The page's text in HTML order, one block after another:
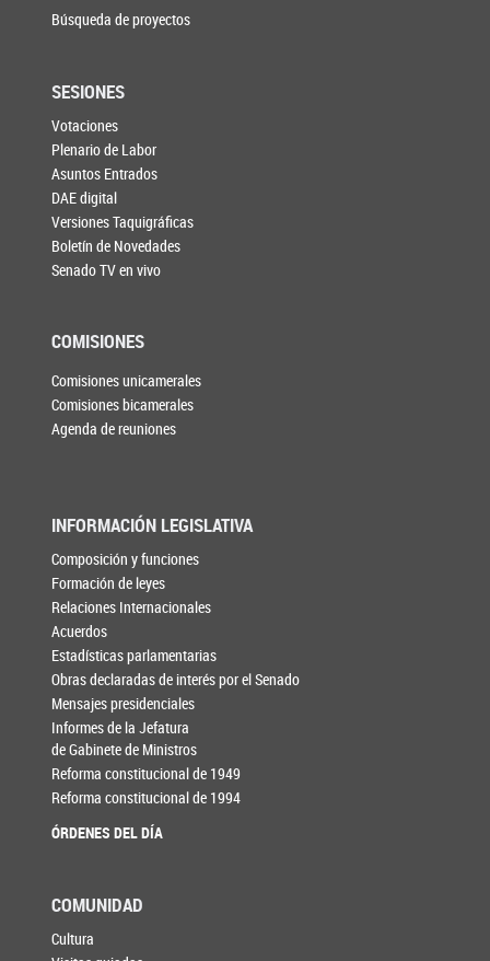
Búsqueda de proyectos
SESIONES
Votaciones
Plenario de Labor
Asuntos Entrados
DAE digital
Versiones Taquigráficas
Boletín de Novedades
Senado TV en vivo
COMISIONES
Comisiones unicamerales
Comisiones bicamerales
Agenda de reuniones
INFORMACIÓN LEGISLATIVA
Composición y funciones
Formación de leyes
Relaciones Internacionales
Acuerdos
Estadísticas parlamentarias
Obras declaradas de interés por el Senado
Mensajes presidenciales
Informes de la Jefatura
de Gabinete de Ministros
Reforma constitucional de 1949
Reforma constitucional de 1994
ÓRDENES DEL DÍA
COMUNIDAD
Cultura